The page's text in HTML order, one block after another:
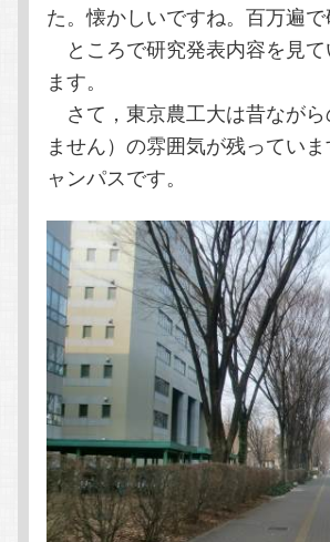
た。懐かしいですね。百万遍
ところで研究発表内容を見
ます。
さて，東京農工大は昔なが
ません）の雰囲気が残ってい
ャンパスです。